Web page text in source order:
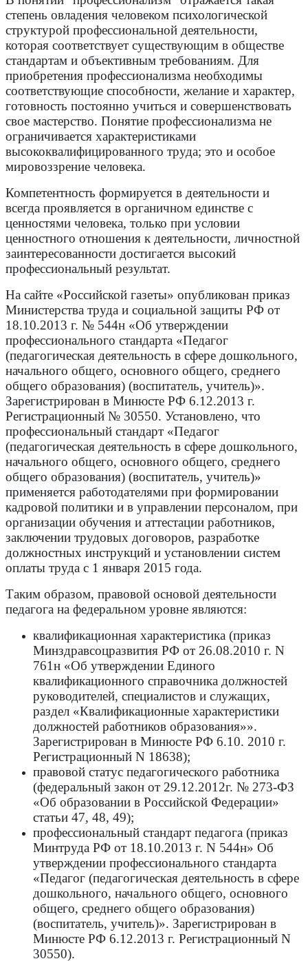
степень овладения человеком психологической
структурой профессиональной деятельности,
которая соответствует существующим в обществе
стандартам и объективным требованиям. Для
приобретения профессионализма необходимы
соответствующие способности, желание и характер,
готовность постоянно учиться и совершенствовать
свое мастерство. Понятие профессионализма не
ограничивается характеристиками
высококвалифицированного труда; это и особое
мировоззрение человека.
Компетентность формируется в деятельности и
всегда проявляется в органичном единстве с
ценностями человека, только при условии
ценностного отношения к деятельности, личностной
заинтересованности достигается высокий
профессиональный результат.
На сайте «Российской газеты» опубликован приказ
Министерства труда и социальной защиты РФ от
18.10.2013 г. № 544н «Об утверждении
профессионального стандарта «Педагог
(педагогическая деятельность в сфере дошкольного,
начального общего, основного общего, среднего
общего образования) (воспитатель, учитель)».
Зарегистрирован в Минюсте РФ 6.12.2013 г.
Регистрационный № 30550. Установлено, что
профессиональный стандарт «Педагог
(педагогическая деятельность в сфере дошкольного,
начального общего, основного общего, среднего
общего образования) (воспитатель, учитель)»
применяется работодателями при формировании
кадровой политики и в управлении персоналом, при
организации обучения и аттестации работников,
заключении трудовых договоров, разработке
должностных инструкций и установлении систем
оплаты труда с 1 января 2015 года.
Таким образом, правовой основой деятельности
педагога на федеральном уровне являются:
квалификационная характеристика (приказ
Минздравсоцразвития РФ от 26.08.2010 г. N
761н «Об утверждении Единого
квалификационного справочника должностей
руководителей, специалистов и служащих,
раздел «Квалификационные характеристики
должностей работников образования»».
Зарегистрирован в Минюсте РФ 6.10. 2010 г.
Регистрационный N 18638);
правовой статус педагогического работника
(федеральный закон от 29.12.2012г. № 273-ФЗ
«Об образовании в Российской Федерации»
статьи 47, 48, 49);
профессиональный стандарт педагога (приказ
Минтруда РФ от 18.10.2013 г. N 544н» Об
утверждении профессионального стандарта
«Педагог (педагогическая деятельность в сфере
дошкольного, начального общего, основного
общего, среднего общего образования)
(воспитатель, учитель)». Зарегистрирован в
Минюсте РФ 6.12.2013 г. Регистрационный N
30550).